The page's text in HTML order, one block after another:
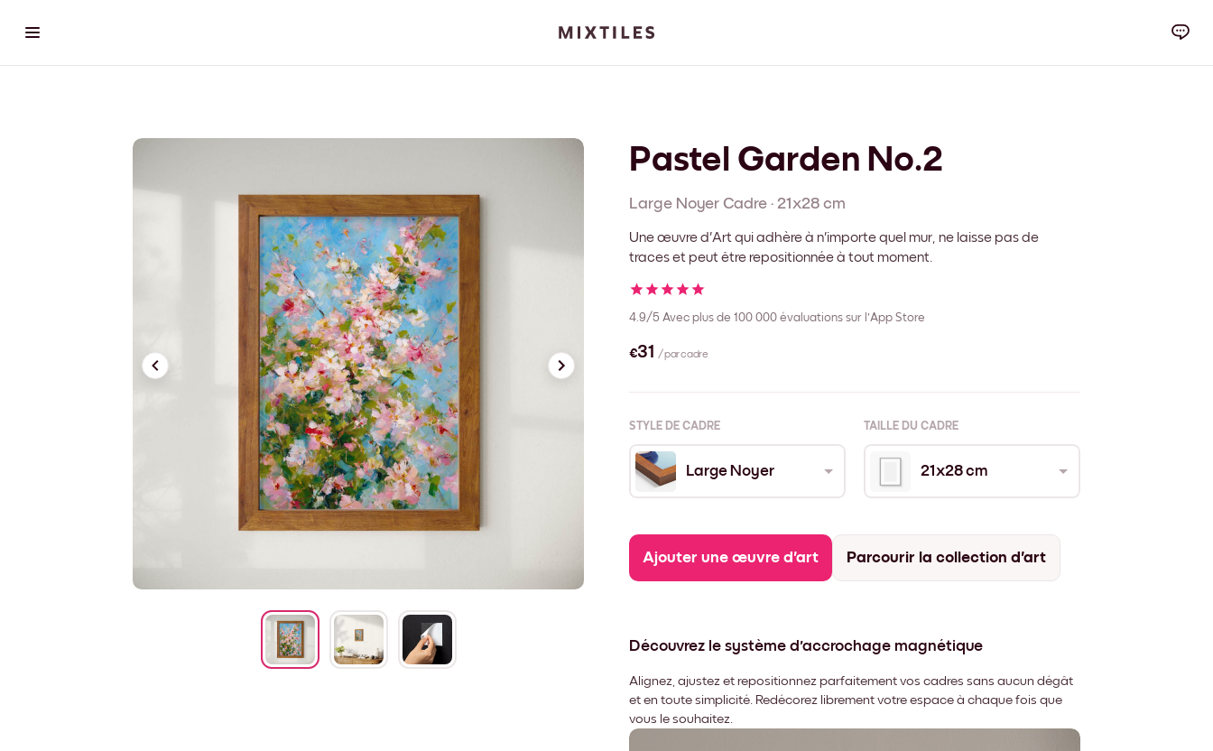
Pastel Garden No.2
Large Noyer Cadre · 21x28 cm
Une œuvre d'Art qui adhère à n'importe quel mur, ne laisse pas de
traces et peut être repositionnée à tout moment.
4.9/5 Avec plus de 100 000 évaluations sur l'App Store
€31 / par cadre
STYLE DE CADRE TAILLE DU CADRE
Large Noyer 21x28 cm
Ajouter une œuvre d'art Parcourir la collection d'art
Découvrez le système d'accrochage magnétique
Alignez, ajustez et repositionnez parfaitement vos cadres sans aucun dégât
et en toute simplicité. Redécorez librement votre espace à chaque fois que
vous le souhaitez.